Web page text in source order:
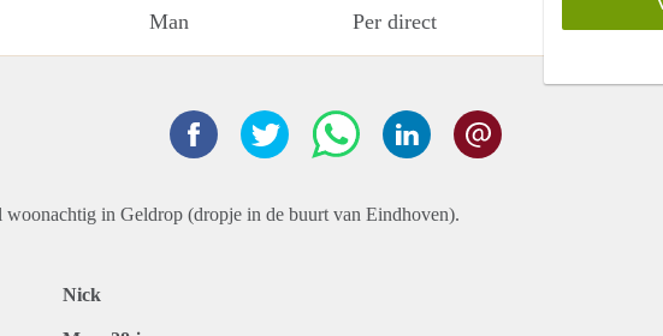
Man Per direct
in Geldrop (dropje in de buurt van Eindhoven).
Nick